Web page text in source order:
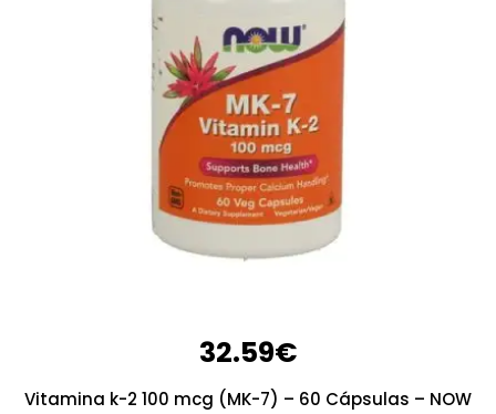
32.59€
Vitamina k-2 100 mcg (MK-7) – 60 Cápsulas – NOW